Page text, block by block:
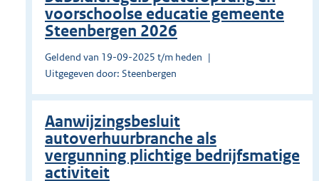
voorschoolse educatie gemeente
Steenbergen 2026
Geldend van 19-09-2025 t/m heden
Uitgegeven door: Steenbergen
Aanwijzingsbesluit
autoverhuurbranche als
vergunning plichtige bedrijfsmatige
activiteit